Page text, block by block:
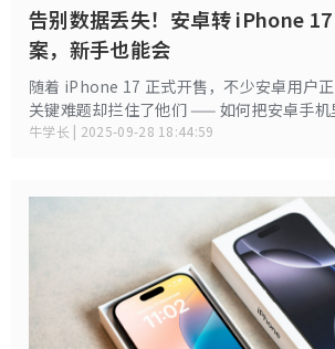
告别数据丢失！安卓转 iPhone
案，新手也能会
随着 iPhone 17 正式开售，不少安卓用户
关键难题却拦住了他们 —— 如何把安卓手
录、应用数据等内容，快速且完整地转移到
牛学长 | 2025-09-28 18:44:59